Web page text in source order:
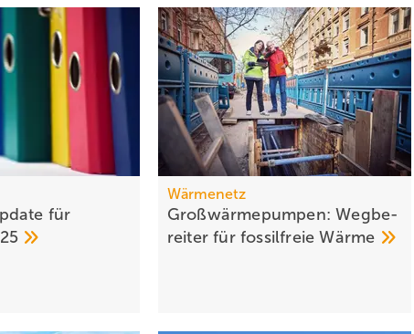
für
Wärmenetz
Großwärmepumpen: Weg­be­
rei­ter für fossil­freieWär­me